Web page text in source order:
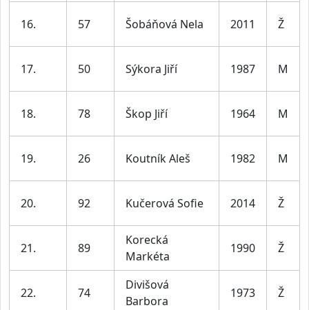
16. 57 Šobáňová Nela 2011 Ž
17. 50 Sýkora Jiří 1987 M
18. 78 Škop Jiří 1964 M
19. 26 Koutník Aleš 1982 M
20. 92 Kučerová Sofie 2014 Ž
21. 89
Korecká
Markéta
1990 Ž
22. 74
Divišová
Barbora
1973 Ž